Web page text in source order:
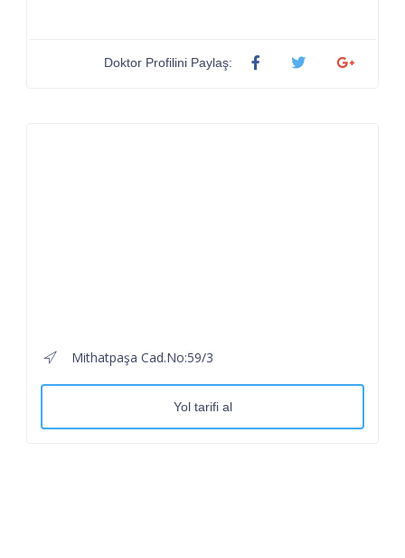
Doktor Profilini Paylaş:
Mithatpaşa Cad.No:59/3
Yol tarifi al